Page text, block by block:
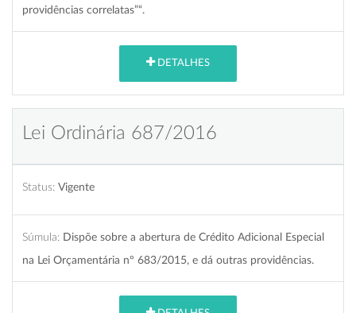
providências correlatas”“.
DETALHES
Lei Ordinária 687/2016
Status: Vigente
Súmula: Dispõe sobre a abertura de Crédito Adicional Especial
na Lei Orçamentária nº 683/2015, e dá outras providências.